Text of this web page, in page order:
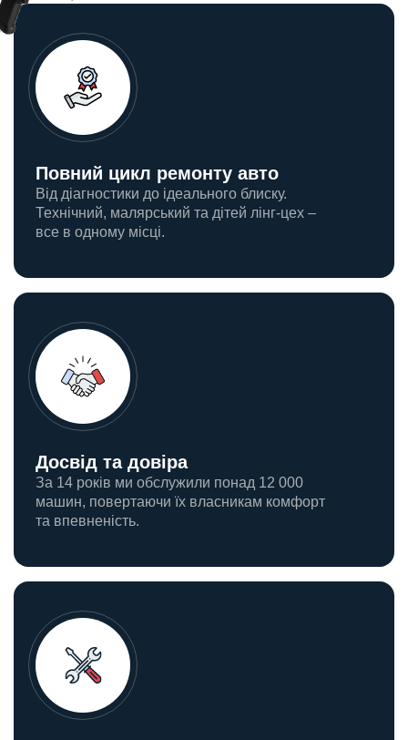
Повний цикл ремонту авто
Від діагностики до ідеального блиску.
Технічний, малярський та дітей лінг-цех –
все в одному місці.
Досвід та довіра
За 14 років ми обслужили понад 12 000
машин, повертаючи їх власникам комфорт
та впевненість.